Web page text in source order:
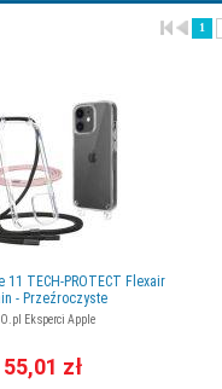
1
11 TECH-PROTECT Flexair
- Przeźroczyste
Eksperci Apple
55,01 zł